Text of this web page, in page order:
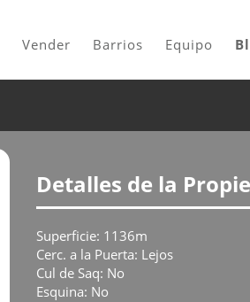
Vender Barrios Equipo
Detalles de la
Superficie: 1136m
Cerc. a la Puerta: Lejos
Cul de Saq: No
Esquina: No